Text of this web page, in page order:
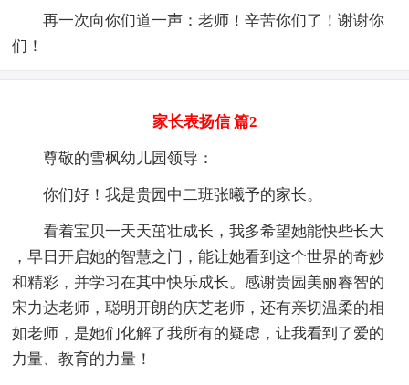
再一次向你们道一声：老师！辛苦你们了！谢谢你
们！
家长表扬信 篇2
尊敬的雪枫幼儿园领导：
你们好！我是贵园中二班张曦予的家长。
看着宝贝一天天茁壮成长，我多希望她能快些长大
，早日开启她的智慧之门，能让她看到这个世界的奇妙
和精彩，并学习在其中快乐成长。感谢贵园美丽睿智的
宋力达老师，聪明开朗的庆芝老师，还有亲切温柔的相
如老师，是她们化解了我所有的疑虑，让我看到了爱的
力量、教育的力量！